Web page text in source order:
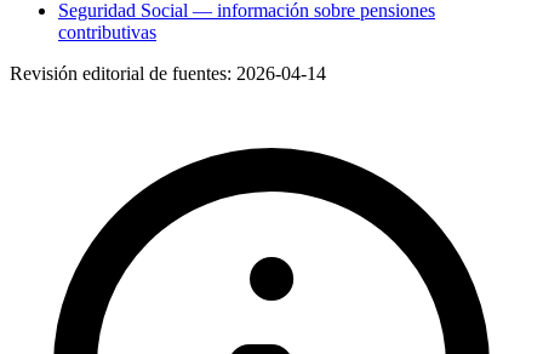
Seguridad Social — información sobre pensiones
contributivas
Revisión editorial de fuentes: 2026-04-14